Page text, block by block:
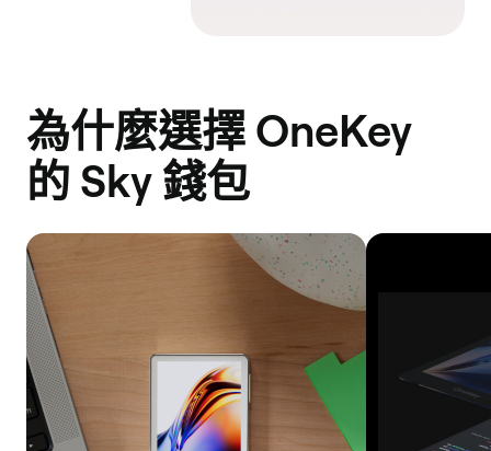
為什麼選擇 OneKey
的 Sky 錢包